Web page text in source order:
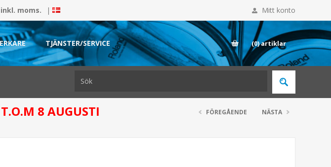
moms. | Mitt konto
TJÄNSTER/SERVICE (0)artiklar
8 AUGUSTI FÖREGÅENDE NÄSTA